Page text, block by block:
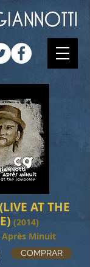
AT THE
(2014)
Après Minuit
COMPRAR